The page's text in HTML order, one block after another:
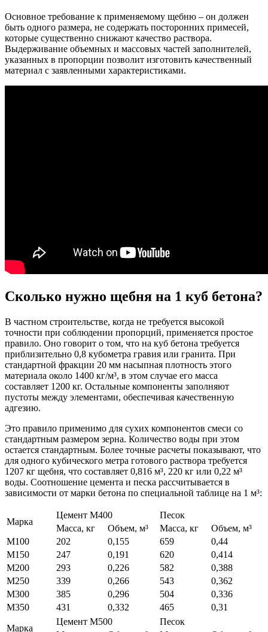
Основное требование к применяемому щебню – он должен
быть одного размера, не содержать посторонних примесей,
которые существенно снижают качество раствора.
Выдерживание объемных и массовых частей заполнителей,
указанных в пропорции позволит изготовить качественный
материал с заявленными характеристиками.
Сколько нужно щебня на 1 куб бетона?
В частном строительстве, когда не требуется высокой
точности при соблюдении пропорций, применяется простое
правило. Оно говорит о том, что на куб бетона требуется
приблизительно 0,8 кубометра гравия или гранита. При
стандартной фракции 20 мм насыпная плотность этого
материала около 1400 кг/м³, в этом случае его масса
составляет 1200 кг. Остальные компоненты заполняют
пустоты между элементами, обеспечивая качественную
адгезию.
Это правило применимо для сухих компонентов смеси со
стандартным размером зерна. Количество воды при этом
остается стандартным. Более точные расчеты показывают, что
для одного кубического метра готового раствора требуется
1207 кг щебня, что составляет 0,816 м³, 220 кг или 0,22 м³
воды. Соотношение цемента и песка рассчитывается в
зависимости от марки бетона по специальной таблице на 1 м³:
Марка
Цемент М400
Песок
Масса, кг
Объем, м³ Масса, кг
Объем, м³
М100
202 0,155 659
0,44
М150
247 0,191 620
0,414
М200
293 0,226 582
0,388
М250
339 0,266 543
0,362
М300
385 0,296 504
0,336
М350
431 0,332 465 0,31
Марка
Цемент М500
Песок